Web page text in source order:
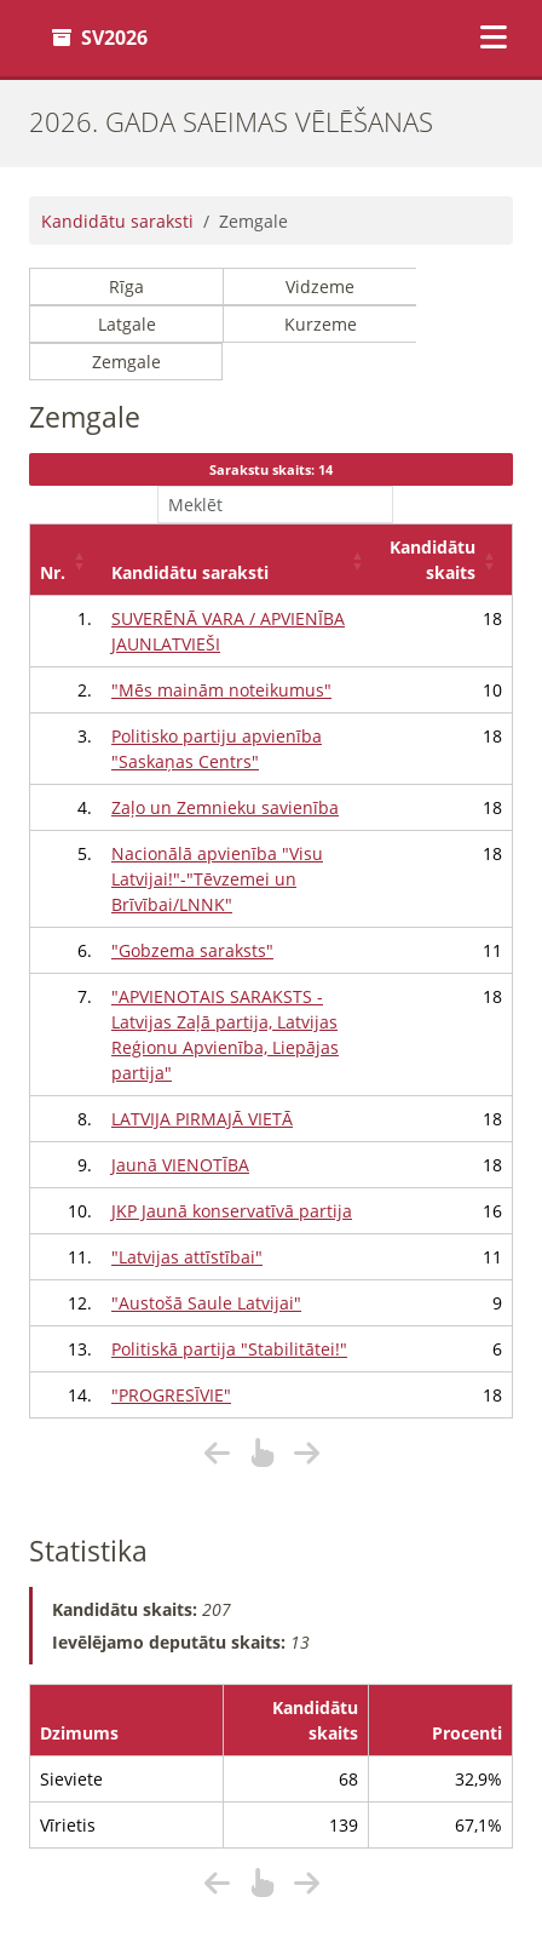
SV2026
2026. GADA SAEIMAS VĒLĒŠANAS
Kandidātu saraksti Zemgale
Rīga
Vidzeme
Latgale
Kurzeme
Zemgale
Zemgale
Sarakstu skaits: 14
Nr. Kandidātu saraksti
Kandidātu
skaits
1.
SUVERĒNĀ VARA / APVIENĪBA
JAUNLATVIEŠI
18
2. "Mēs mainām noteikumus"
10
3.
Politisko partiju apvienība
"Saskaņas Centrs"
18
4. Zaļo un Zemnieku savienība
18
5.
Nacionālā apvienība "Visu
Latvijai!"-"Tēvzemei un
Brīvībai/LNNK"
18
6. "Gobzema saraksts"
11
7.
"APVIENOTAIS SARAKSTS -
Latvijas Zaļā partija, Latvijas
Reģionu Apvienība, Liepājas
partija"
18
8. LATVIJA PIRMAJĀ VIETĀ
18
9.
Jaunā VIENOTĪBA
18
10.
JKP Jaunā konservatīvā partija
16
11.
"Latvijas attīstībai"
11
12.
"Austošā Saule Latvijai"
9
13.
Politiskā partija "Stabilitātei!"
6
14.
"PROGRESĪVIE" 18
Statistika
Kandidātu skaits: 207
Ievēlējamo deputātu skaits: 13
Dzimums
Kandidātu
skaits
Procenti
Sieviete
68
32,9%
Vīrietis
139 67,1%